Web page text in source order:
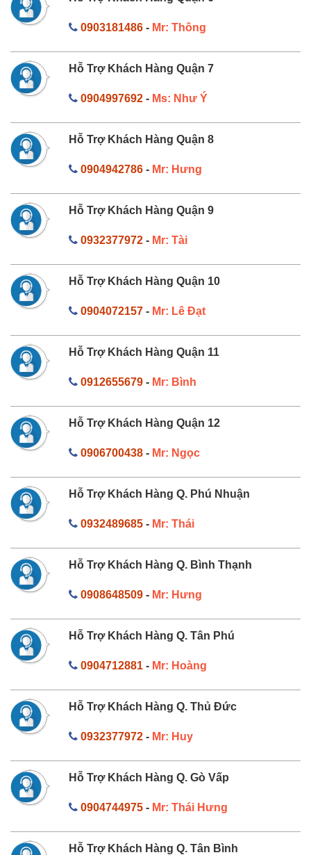
0903181486- Mr: Thông
Hỗ Trợ Khách Hàng Quận 7
0904997692- Ms: Như Ý
Hỗ Trợ Khách Hàng Quận 8
0904942786- Mr: Hưng
Hỗ Trợ Khách Hàng Quận 9
0932377972- Mr: Tài
Hỗ Trợ Khách Hàng Quận 10
0904072157- Mr: Lê Đạt
Hỗ Trợ Khách Hàng Quận 11
0912655679- Mr: Bình
Hỗ Trợ Khách Hàng Quận 12
0906700438- Mr: Ngọc
Hỗ Trợ Khách Hàng Q. Phú Nhuận
0932489685- Mr: Thái
Hỗ Trợ Khách Hàng Q. Bình Thạnh
0908648509- Mr: Hưng
Hỗ Trợ Khách Hàng Q. Tân Phú
0904712881- Mr: Hoàng
Hỗ Trợ Khách Hàng Q. Thủ Đức
0932377972- Mr: Huy
Hỗ Trợ Khách Hàng Q. Gò Vấp
0904744975- Mr: Thái Hưng
Hỗ Trợ Khách Hàng Q. Tân Bình